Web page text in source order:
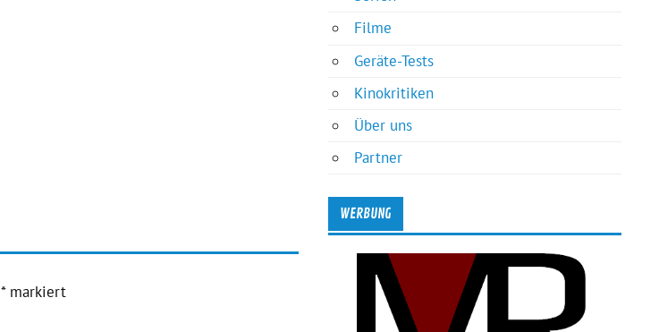
*markiert
Filme
Geräte-Tests
Kinokritiken
Über uns
Partner
WERBUNG